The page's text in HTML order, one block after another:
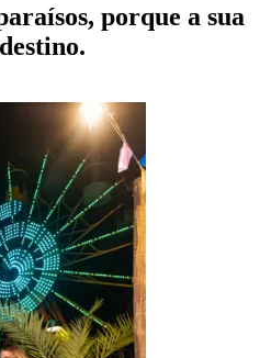
porque a sua